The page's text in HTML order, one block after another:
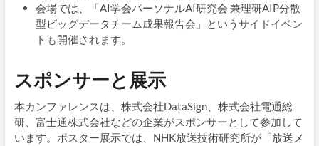
会場では、「AI学会パーソナルAI研究会 兼理研AIP分散
型ビッグデータチーム成果報告会」というサイドイベン
トも開催されます。
スポンサーと展示
本カンファレンスは、株式会社DataSign、株式会社電通総
研、富士通株式会社などの企業がスポンサーとして参加して
います。ポスター展示では、NHK放送技術研究所が「放送メ